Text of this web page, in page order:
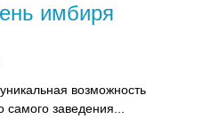
имбиря
возможность
заведения...